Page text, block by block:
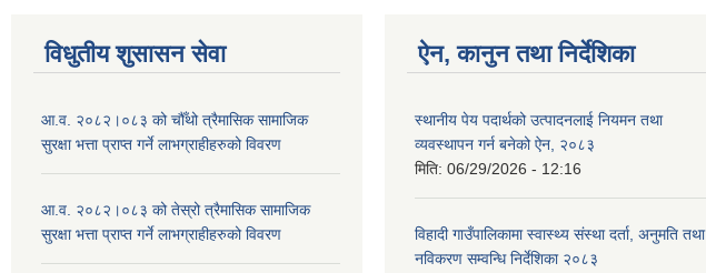
विधुतीय शुसासन सेवा
आ.व. २०८२।०८३ को चौँथो त्रैमासिक सामाजिक
सुरक्षा भत्ता प्राप्त गर्ने लाभग्राहीहरुको विवरण
आ.व. २०८२।०८३ को तेस्रो त्रैमासिक सामाजिक
सुरक्षा भत्ता प्राप्त गर्ने लाभग्राहीहरुको विवरण
ऐन, कानुन तथा निर्देशिका
स्थानीय पेय पदार्थको उत्पादनलाई नियमन तथा
व्यवस्थापन गर्न बनेको ऐन, २०८३
मिति: 06/29/2026 - 12:16
विहादी गाउँपालिकामा स्वास्थ्य संस्था दर्ता, अनुमति तथा
नविकरण सम्वन्धि निर्देशिका २०८३